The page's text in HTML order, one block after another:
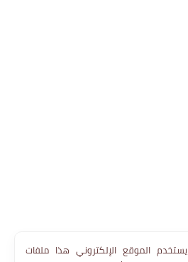
يستخدم الموقع الإلكتروني هذا ملفات